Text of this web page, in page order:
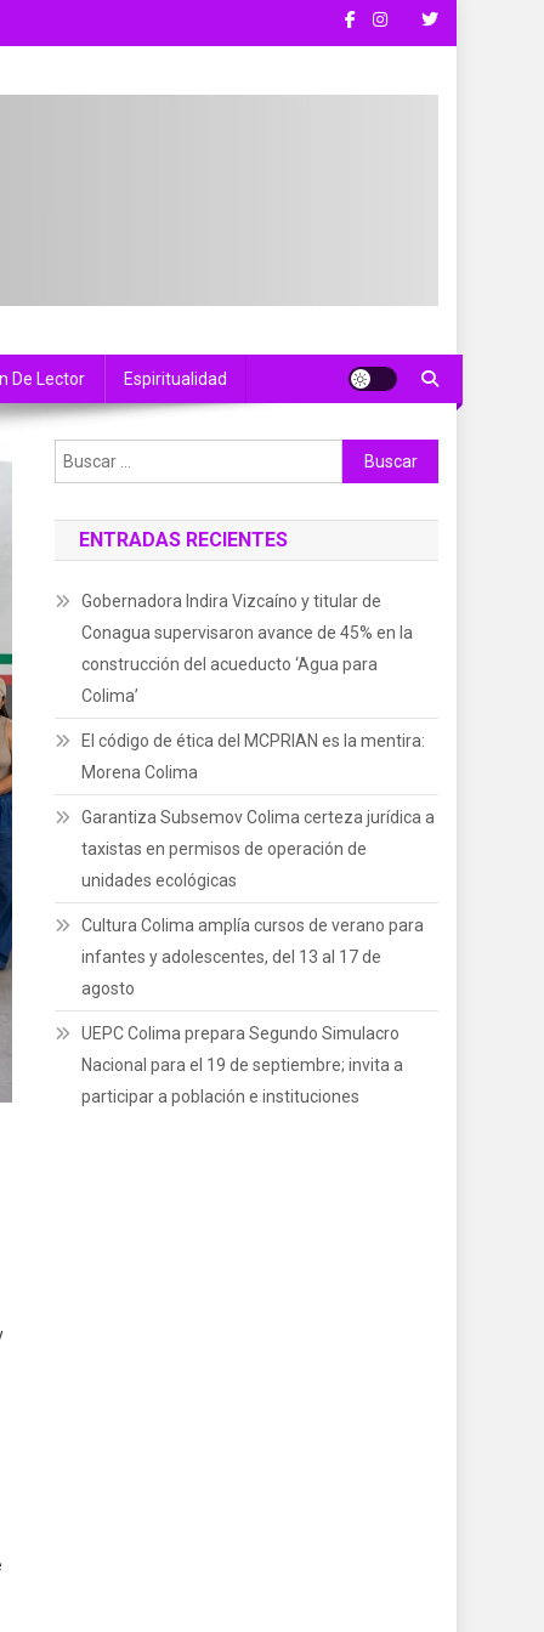
De Lector Espiritualidad
Buscar:
ENTRADAS RECIENTES
Gobernadora Indira Vizcaíno y titular de
Conagua supervisaron avance de 45% en la
construcción del acueducto ‘Agua para
Colima’
El código de ética del MCPRIAN es la mentira:
Morena Colima
Garantiza Subsemov Colima certeza jurídica a
taxistas en permisos de operación de
unidades ecológicas
Cultura Colima amplía cursos de verano para
infantes y adolescentes, del 13 al 17 de
agosto
UEPC Colima prepara Segundo Simulacro
Nacional para el 19 de septiembre; invita a
participar a población e instituciones